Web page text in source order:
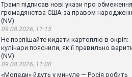
Трамп підписав нові укази про обмеження
громадянства США за правом
(NV)
09.08.2026, 11:15
Не поспішайте кидати картоплю в окріп:
кулінари пояснили, як її правильно
(NV)
09.08.2026, 11:00
«Мопеди» йдуть у минуле — Росія робить